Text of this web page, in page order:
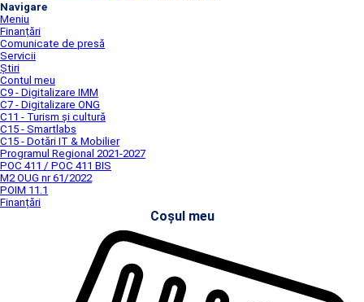
Navigare
Meniu
Finanțări
Comunicate de presă
Servicii
Știri
Contul meu
C9 - Digitalizare IMM
C7 - Digitalizare ONG
C11 - Turism și cultură
C15 - Smartlabs
C15 - Dotări IT & Mobilier
Programul Regional 2021-2027
POC 411 / POC 411 BIS
M2 OUG nr 61/2022
POIM 11.1
Finanțări
Coșul meu